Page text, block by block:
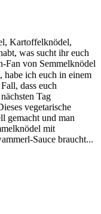
Kartoffelknödel,
was sucht ihr euch
von Semmelknödel
ich euch in einem
dass euch
Tag
vegetarische
gemacht und man
mit
Sauce braucht...